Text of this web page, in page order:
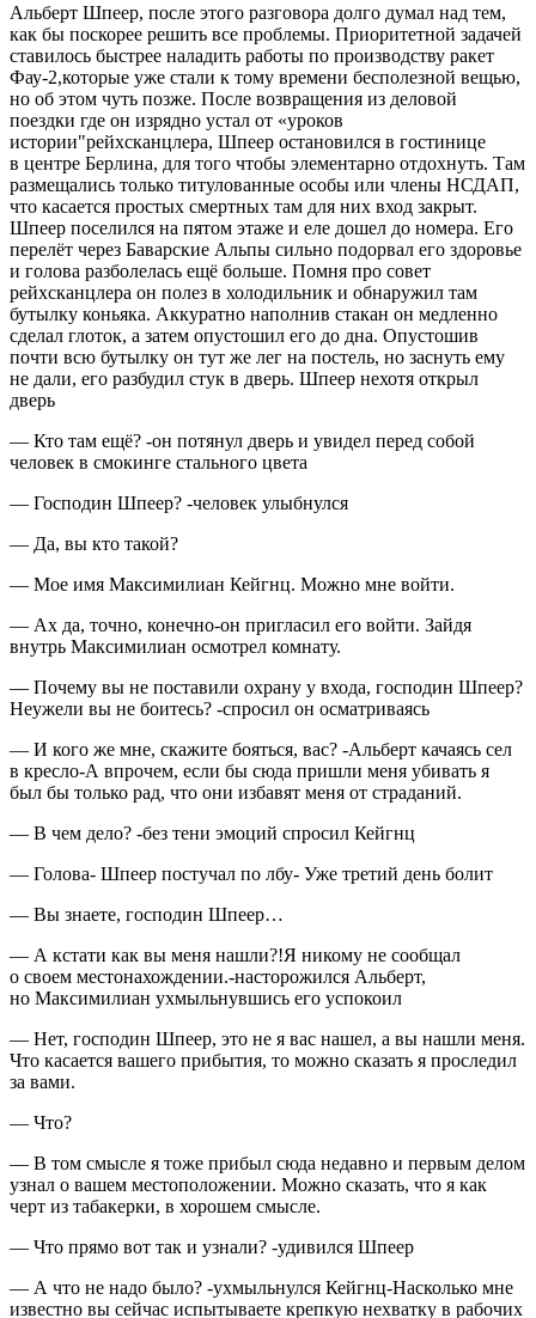
Альберт Шпеер, после этого разговора долго думал над тем,
как бы поскорее решить все проблемы. Приоритетной задачей
ставилось быстрее наладить работы по производству ракет
Фау-2,которые уже стали к тому времени бесполезной вещью,
но об этом чуть позже. После возвращения из деловой
поездки где он изрядно устал от «уроков
истории"рейхсканцлера, Шпеер остановился в гостинице
в центре Берлина, для того чтобы элементарно отдохнуть. Там
размещались только титулованные особы или члены НСДАП,
что касается простых смертных там для них вход закрыт.
Шпеер поселился на пятом этаже и еле дошел до номера. Его
перелёт через Баварские Альпы сильно подорвал его здоровье
и голова разболелась ещё больше. Помня про совет
рейхсканцлера он полез в холодильник и обнаружил там
бутылку коньяка. Аккуратно наполнив стакан он медленно
сделал глоток, а затем опустошил его до дна. Опустошив
почти всю бутылку он тут же лег на постель, но заснуть ему
не дали, его разбудил стук в дверь. Шпеер нехотя открыл
дверь
— Кто там ещё? -он потянул дверь и увидел перед собой
человек в смокинге стального цвета
— Господин Шпеер? -человек улыбнулся
— Да, вы кто такой?
— Мое имя Максимилиан Кейгнц. Можно мне войти.
— Ах да, точно, конечно-он пригласил его войти. Зайдя
внутрь Максимилиан осмотрел комнату.
— Почему вы не поставили охрану у входа, господин Шпеер?
Неужели вы не боитесь? -спросил он осматриваясь
— И кого же мне, скажите бояться, вас? -Альберт качаясь сел
в кресло-А впрочем, если бы сюда пришли меня убивать я
был бы только рад, что они избавят меня от страданий.
— В чем дело? -без тени эмоций спросил Кейгнц
— Голова- Шпеер постучал по лбу- Уже третий день болит
— Вы знаете, господин Шпеер…
— А кстати как вы меня нашли?!Я никому не сообщал
о своем местонахождении.-насторожился Альберт,
но Максимилиан ухмыльнувшись его успокоил
— Нет, господин Шпеер, это не я вас нашел, а вы нашли меня.
Что касается вашего прибытия, то можно сказать я проследил
за вами.
— Что?
— В том смысле я тоже прибыл сюда недавно и первым делом
узнал о вашем местоположении. Можно сказать, что я как
черт из табакерки, в хорошем смысле.
— Что прямо вот так и узнали? -удивился Шпеер
— А что не надо было? -ухмыльнулся Кейгнц-Насколько мне
известно вы сейчас испытываете крепкую нехватку в рабочих